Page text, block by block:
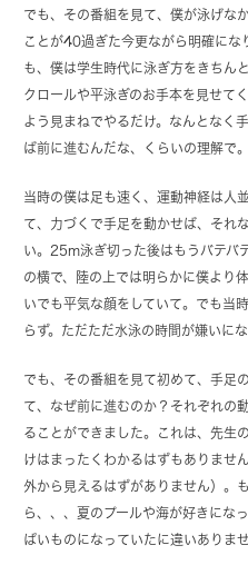
でも、その番組を見て、僕が泳げな
ことが40過ぎた今更ながら明確にな
も、僕は学生時代に泳ぎ方をきちん
クロールや平泳ぎのお手本を見せて
よう見まねでやるだけ。なんとなく
ば前に進むんだな、くらいの理解で。
当時の僕は足も速く、運動神経は人
て、力づくで手足を動かせば、それ
い。25m泳ぎ切った後はもうバテバ
の横で、陸の上では明らかに僕より
いでも平気な顔をしていて。でも当
らず。ただただ水泳の時間が嫌いに
でも、その番組を見て初めて、手足
て、なぜ前に進むのか？それぞれの
ることができました。これは、先生
けはまったくわかるはずもありませ
外から見えるはずがありません）。
ら、、、夏のプールや海が好きにな
ぱいものになっていたに違いありませ